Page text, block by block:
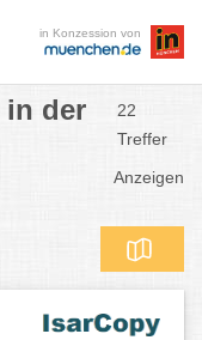
in Konzession von
in der
22
Treffer
Anzeigen